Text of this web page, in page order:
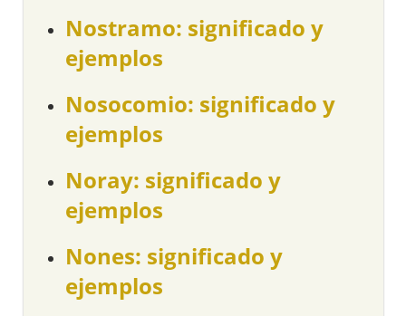
Nostramo: significado y
ejemplos
Nosocomio: significado y
ejemplos
Noray: significado y
ejemplos
Nones: significado y
ejemplos